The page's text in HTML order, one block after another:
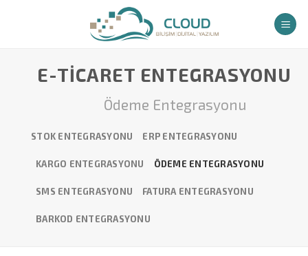
E-TICARET ENTEGRASYONU
Ödeme Entegrasyonu
STOK ENTEGRASYONU ERP ENTEGRASYONU
KARGO ENTEGRASYONU ÖDEME ENTEGRASYONU
SMS ENTEGRASYONU FATURA ENTEGRASYONU
BARKOD ENTEGRASYONU